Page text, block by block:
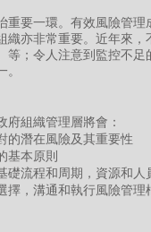
重要一環。有效風險管
織亦非常重要。近年來
等；令人注意到監控不
府組織管理層將會：
的潛在風險及其重要性
基本原則
礎流程和周期，資源和人
擇，溝通和執行風險管理